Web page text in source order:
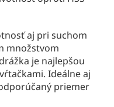
aj pri suchom
množstvom
je najlepšou
Ideálne aj
priemer